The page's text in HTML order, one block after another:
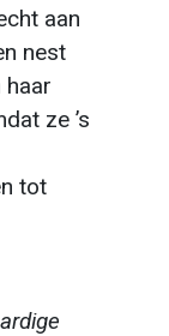
aan
nest
haar
ze ’s
tot